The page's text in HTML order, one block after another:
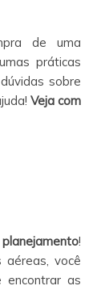
de uma
práticas
sobre
Veja com
!
aéreas, você
as